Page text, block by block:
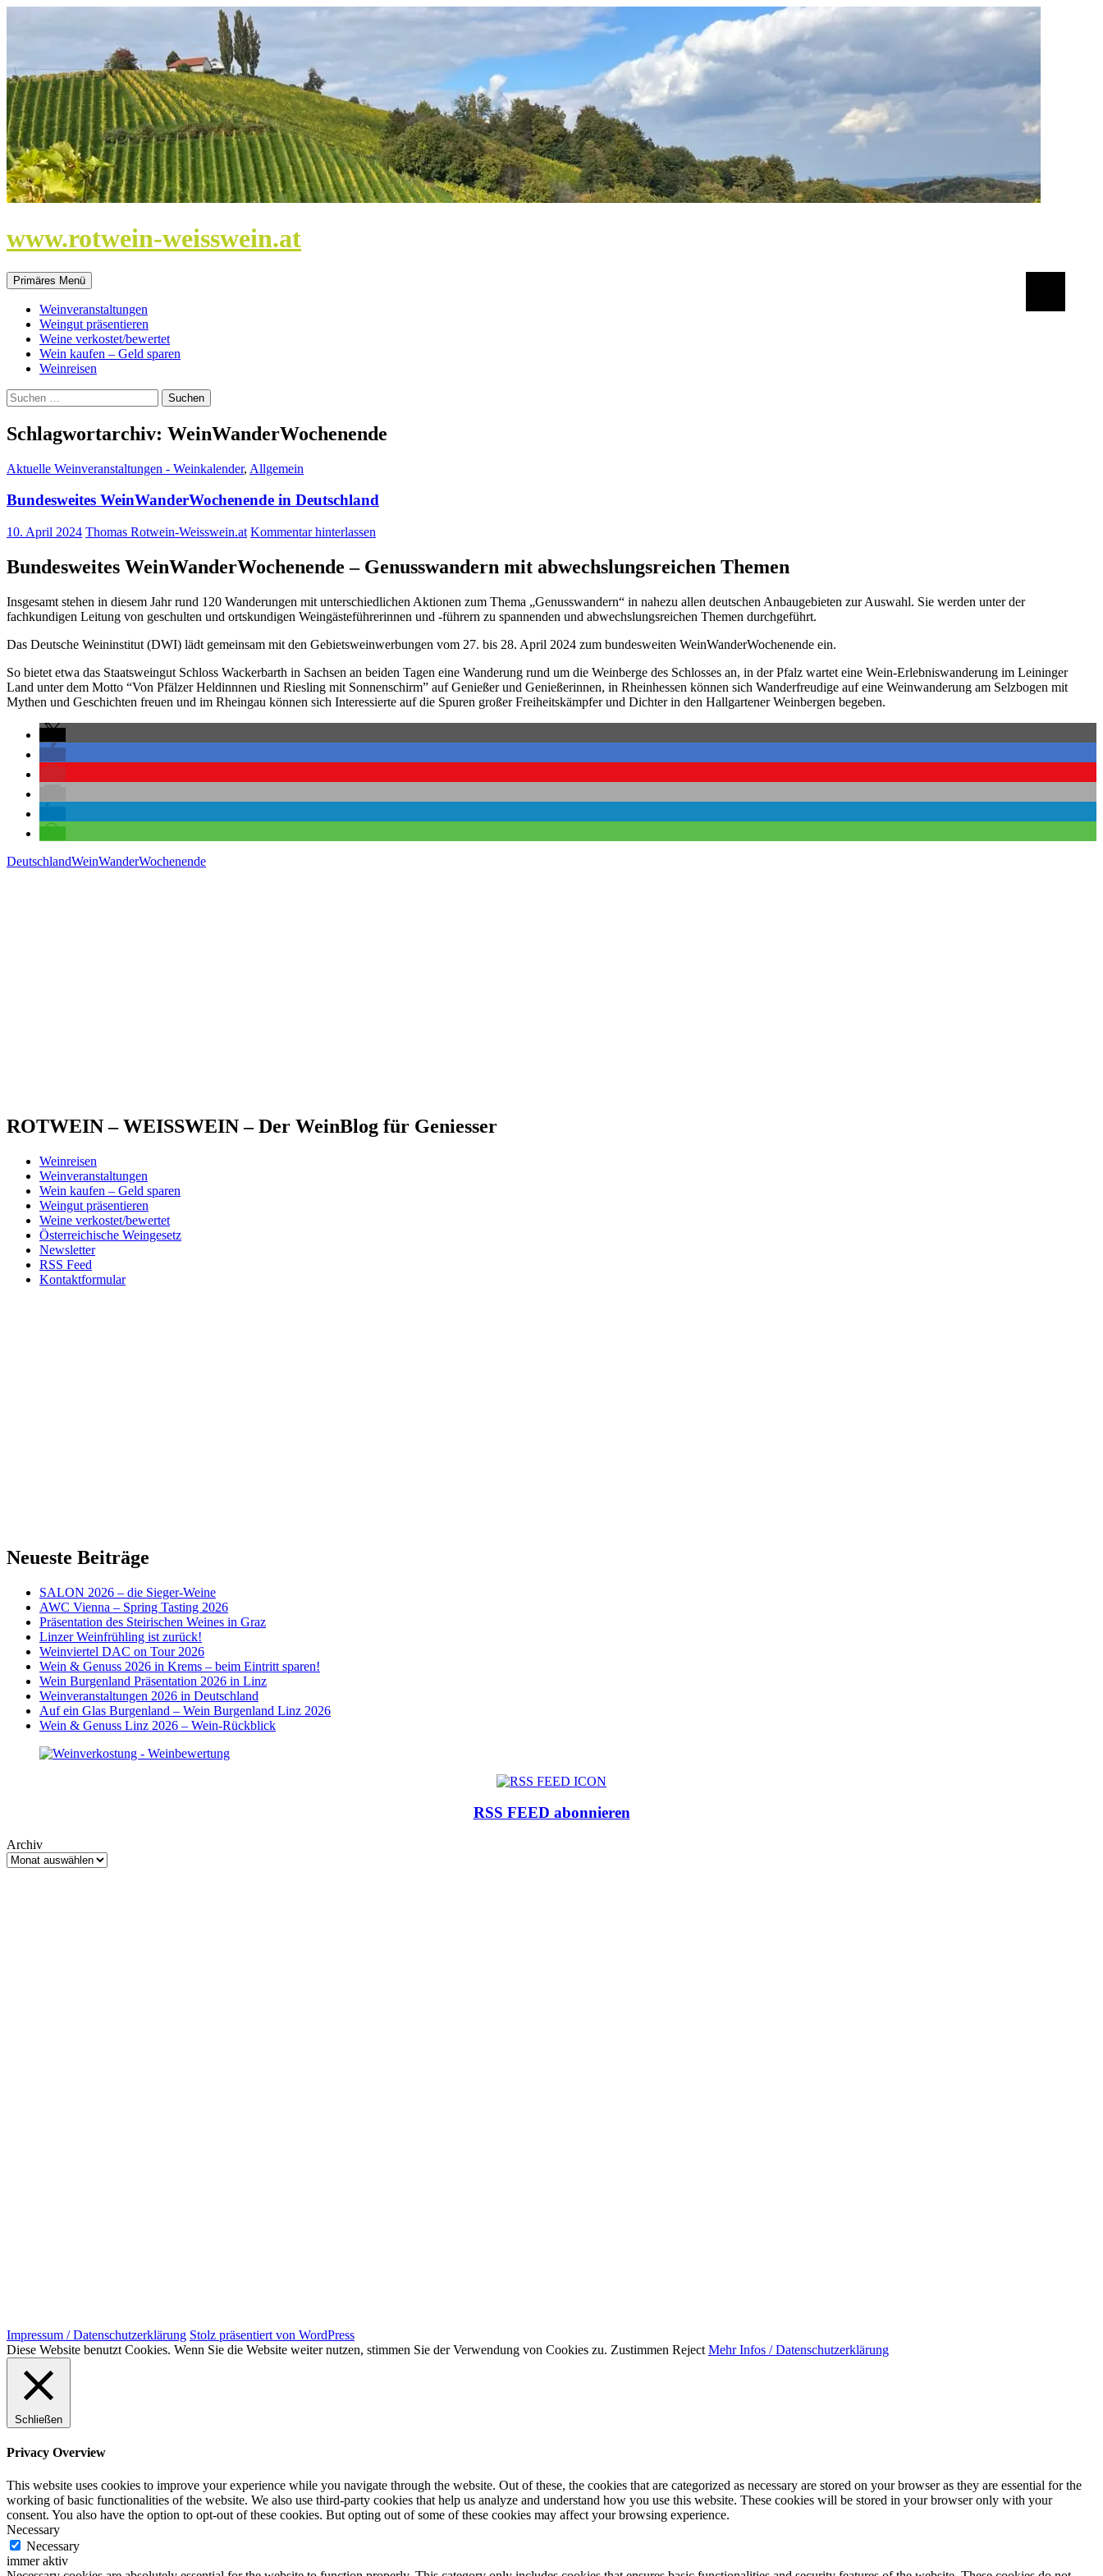
www.rotwein-weisswein.at
Primäres Menü
Weinveranstaltungen
Weingut präsentieren
Weine verkostet/bewertet
Wein kaufen – Geld sparen
Weinreisen
Suchen
nach:
Schlagwortarchiv: WeinWanderWochenende
Aktuelle Weinveranstaltungen - Weinkalender, Allgemein
Bundesweites WeinWanderWochenende in Deutschland
10. April 2024 Thomas Rotwein-Weisswein.at Kommentar hinterlassen
Bundesweites WeinWanderWochenende – Genusswandern mit abwechslungsreichen Themen
Insgesamt stehen in diesem Jahr rund 120 Wanderungen mit unterschiedlichen Aktionen zum Thema „Genusswandern“ in nahezu allen deutschen Anbaugebieten zur Auswahl. Sie werden unter der
fachkundigen Leitung von geschulten und ortskundigen Weingästeführerinnen und -führern zu spannenden und abwechslungsreichen Themen durchgeführt.
Das Deutsche Weininstitut (DWI) lädt gemeinsam mit den Gebietsweinwerbungen vom 27. bis 28. April 2024 zum bundesweiten WeinWanderWochenende ein.
So bietet etwa das Staatsweingut Schloss Wackerbarth in Sachsen an beiden Tagen eine Wanderung rund um die Weinberge des Schlosses an, in der Pfalz wartet eine Wein-Erlebniswanderung im Leininger
Land unter dem Motto “Von Pfälzer Heldinnnen und Riesling mit Sonnenschirm” auf Genießer und Genießerinnen, in Rheinhessen können sich Wanderfreudige auf eine Weinwanderung am Selzbogen mit
Mythen und Geschichten freuen und im Rheingau können sich Interessierte auf die Spuren großer Freiheitskämpfer und Dichter in den Hallgartener Weinbergen begeben.
DeutschlandWeinWanderWochenende
ROTWEIN – WEISSWEIN – Der WeinBlog für Geniesser
Weinreisen
Weinveranstaltungen
Wein kaufen – Geld sparen
Weingut präsentieren
Weine verkostet/bewertet
Österreichische Weingesetz
Newsletter
RSS Feed
Kontaktformular
Neueste Beiträge
SALON 2026 – die Sieger-Weine
AWC Vienna – Spring Tasting 2026
Präsentation des Steirischen Weines in Graz
Linzer Weinfrühling ist zurück!
Weinviertel DAC on Tour 2026
Wein & Genuss 2026 in Krems – beim Eintritt sparen!
Wein Burgenland Präsentation 2026 in Linz
Weinveranstaltungen 2026 in Deutschland
Auf ein Glas Burgenland – Wein Burgenland Linz 2026
Wein & Genuss Linz 2026 – Wein-Rückblick
RSS FEED abonnieren
Archiv
Impressum / Datenschutzerklärung Stolz präsentiert von WordPress
Diese Website benutzt Cookies. Wenn Sie die Website weiter nutzen, stimmen Sie der Verwendung von Cookies zu. Zustimmen Reject Mehr Infos / Datenschutzerklärung
Schließen
Privacy Overview
This website uses cookies to improve your experience while you navigate through the website. Out of these, the cookies that are categorized as necessary are stored on your browser as they are essential for the
working of basic functionalities of the website. We also use third-party cookies that help us analyze and understand how you use this website. These cookies will be stored in your browser only with your
consent. You also have the option to opt-out of these cookies. But opting out of some of these cookies may affect your browsing experience.
Necessary
Necessary
immer aktiv